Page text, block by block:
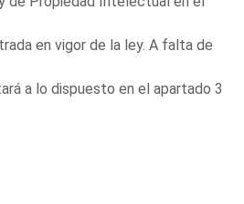
en vigor de la ley. A falta de
a lo dispuesto en el apartado 3